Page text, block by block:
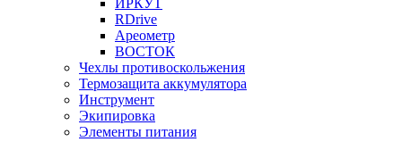
ИРКУТ
RDrive
Ареометр
ВОСТОК
Чехлы противоскольжения
Термозащита аккумулятора
Инструмент
Экипировка
Элементы питания